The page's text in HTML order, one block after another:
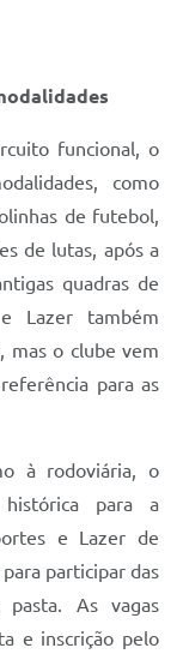
funcional, o
como
de futebol,
de lutas, após a
quadras de
Lazer também
mas o clube vem
para as
à rodoviária, o
histórica para a
e Lazer de
participar das
pasta. As vagas
e inscrição pelo